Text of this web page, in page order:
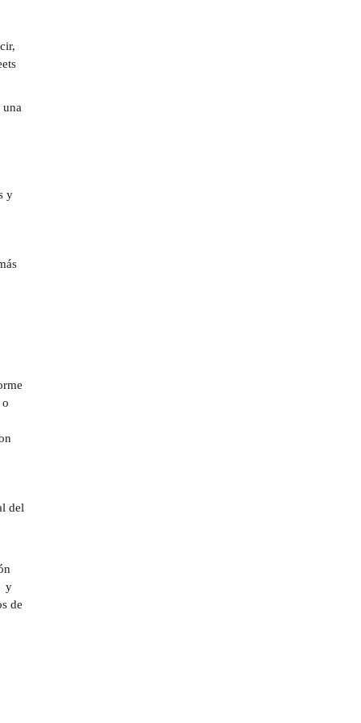
una
y
del
y
de